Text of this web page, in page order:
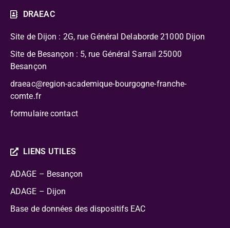
DRAEAC
Site de Dijon : 2G, rue Général Delaborde 21000 Dijon
Site de Besançon : 5, rue Général Sarrail 25000
Besançon
draeac@region-academique-bourgogne-franche-
comte.fr
formulaire contact
LIENS UTILES
ADAGE – Besançon
ADAGE – Dijon
Base de données des dispositifs EAC